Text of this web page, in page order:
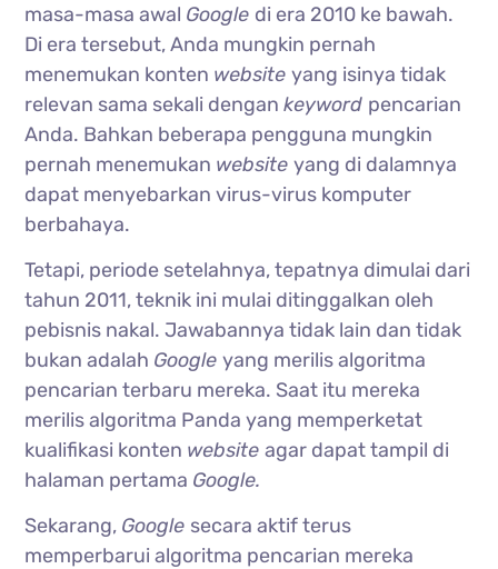
masa-masa awal Google di era 2010 ke bawah.
Di era tersebut, Anda mungkin pernah
menemukan konten websiteyang isinya tidak
relevan sama sekali dengankeyword pencarian
Anda. Bahkan beberapa pengguna mungkin
pernah menemukan websiteyang di dalamnya
dapat menyebarkan virus-virus komputer
berbahaya.
Tetapi, periode setelahnya, tepatnya dimulai dari
tahun 2011, teknik ini mulai ditinggalkan oleh
pebisnis nakal. Jawabannya tidak lain dan tidak
bukan adalah Googleyang merilis algoritma
pencarian terbaru mereka. Saat itu mereka
merilis algoritma Panda yang memperketat
kualifikasi konten websiteagar dapat tampil di
halaman pertama Google.
Sekarang, Google secara aktif terus
memperbarui algoritma pencarian mereka